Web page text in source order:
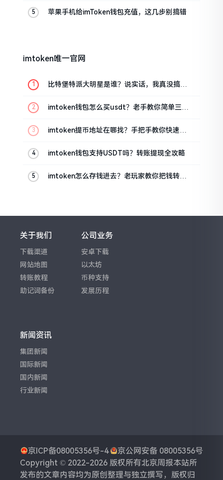
苹果手机给imToken钱包充值，这几步别搞错
imtoken唯一官网
比特堡特派大明星是谁？说实话，我真没搞明
imtoken钱包怎么买usdt？老手教你简单三步
imtoken提币地址在哪找？手把手教你快速查
imtoken钱包支持USDT吗？转账提现全攻略
imtoken怎么存钱进去？老玩家教你把钱转进
关于我们
下载渠道
网站地图
转账教程
助记词备份
公司业务
安卓下载
以太坊
币种支持
发展历程
新闻资讯
集团新闻
国际新闻
国内新闻
行业新闻
京ICP备08005356号-4
京公网安备 08005356号
Copyright © 2022-2026 版权所有北京周报本站所
发布的文章内容均为原创整理与独立撰写，版权归